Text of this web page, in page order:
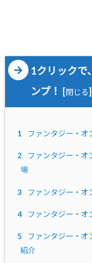
1クリックで
ンプ！ [閉じる]
1 ファンタジー・オ
2
ファンタジー・
場
3 ファンタジー・
4 ファンタジー・
5
ファンタジー・
紹介